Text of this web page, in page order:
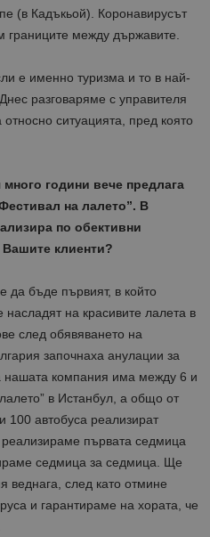
(в Кадъкьой). Коронавирусът
границите между държавите.
е именно туризма и то в най-
разговаряме с управителя
ситуацията, пред която
години вече предлага
на лалето”. В
по обективни
клиенти?
да бъде първият, в който
насладят на красивите лалета в
след обявяването на
започнаха анулации за
нашата компания има между 6 и
в Истанбул, а общо от
автобуса реализират
първата седмица
седмица за седмица. Ще
веднага, след като отмине
и гарантираме на хората, че